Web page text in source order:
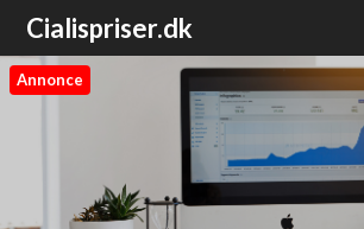
Cialispriser.dk
Annonce